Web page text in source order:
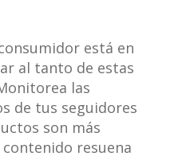
está en
al tanto de estas
las
de tus seguidores
son más
resuena